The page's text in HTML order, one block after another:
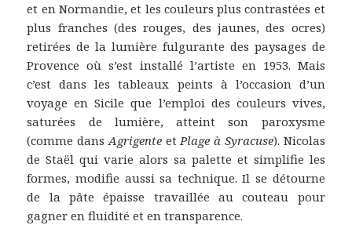
et en Normandie, et les couleurs plus contrastées et
plus franches (des rouges, des jaunes, des ocres)
retirées de la lumière fulgurante des paysages de
Provence où s’est installé l’artiste en 1953. Mais
c’est dans les tableaux peints à l’occasion d’un
voyage en Sicile que l’emploi des couleurs vives,
saturées de lumière, atteint son paroxysme
(comme dansAgrigenteetPlage à Syracuse). Nicolas
de Staël qui varie alors sa palette et simplifie les
formes, modifie aussi sa technique. Il se détourne
de la pâte épaisse travaillée au couteau pour
gagner en fluidité et en transparence.